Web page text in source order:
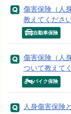
傷害保険（人
教えてください
自動車保険
傷害保険（人
ついて教えて
バイク保険
人身傷害保険